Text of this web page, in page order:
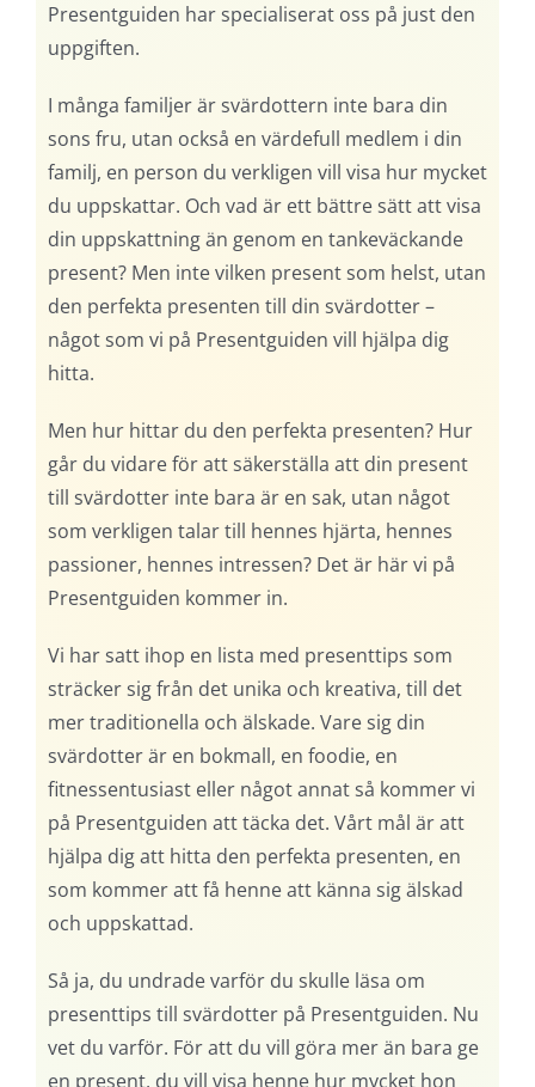
Presentguiden har specialiserat oss på just den
uppgiften.
I många familjer är svärdottern inte bara din
sons fru, utan också en värdefull medlem i din
familj, en person du verkligen vill visa hur mycket
du uppskattar. Och vad är ett bättre sätt att visa
din uppskattning än genom en tankeväckande
present? Men inte vilken present som helst, utan
den perfekta presenten till din svärdotter –
något som vi på Presentguiden vill hjälpa dig
hitta.
Men hur hittar du den perfekta presenten? Hur
går du vidare för att säkerställa att din present
till svärdotter inte bara är en sak, utan något
som verkligen talar till hennes hjärta, hennes
passioner, hennes intressen? Det är här vi på
Presentguiden kommer in.
Vi har satt ihop en lista med presenttips som
sträcker sig från det unika och kreativa, till det
mer traditionella och älskade. Vare sig din
svärdotter är en bokmall, en foodie, en
fitnessentusiast eller något annat så kommer vi
på Presentguiden att täcka det. Vårt mål är att
hjälpa dig att hitta den perfekta presenten, en
som kommer att få henne att känna sig älskad
och uppskattad.
Så ja, du undrade varför du skulle läsa om
presenttips till svärdotter på Presentguiden. Nu
vet du varför. För att du vill göra mer än bara ge
en present, du vill visa henne hur mycket hon